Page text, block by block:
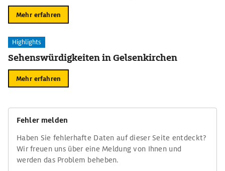
Mehr erfahren
Highlights
Sehenswürdigkeiten in Gelsenkirchen
Mehr erfahren
Fehler melden
Haben Sie fehlerhafte Daten auf dieser Seite entdeckt?
Wir freuen uns über eine Meldung von Ihnen und
werden das Problem beheben.